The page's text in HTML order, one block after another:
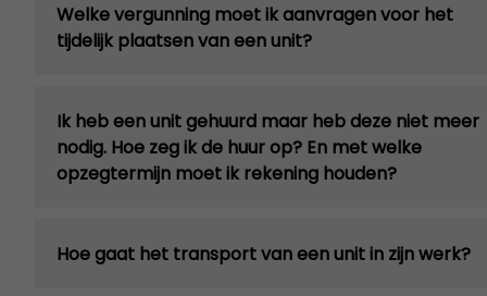
Welke vergunning moet ik aanvragen voor het
tijdelijk plaatsen van een unit?
Ik heb een unit gehuurd maar heb deze niet meer
nodig. Hoe zeg ik de huur op? En met welke
opzegtermijn moet ik rekening houden?
Hoe gaat het transport van een unit in zijn werk?